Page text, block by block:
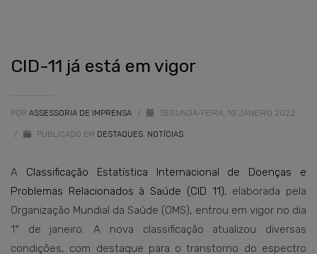
CID-11 já está em vigor
POR ASSESSORIA DE IMPRENSA / SEGUNDA-FEIRA, 10 JANEIRO 2022
/ PUBLICADO EM DESTAQUES, NOTÍCIAS
A Classificação Estatística Internacional de Doenças e
Problemas Relacionados à Saúde (CID 11), elaborada pela
Organização Mundial da Saúde (OMS), entrou em vigor no dia
1° de janeiro. A nova classificação atualizou diversas
condições, com destaque para o transtorno do espectro